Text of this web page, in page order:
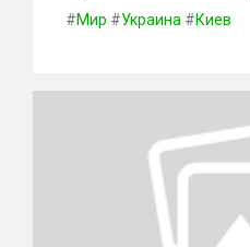
#Мир #Украина #Киев